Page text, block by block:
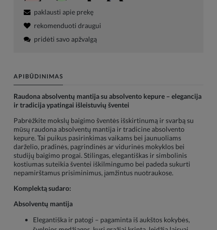
paklausti apie prekę
rekomenduoti draugui
pridėti savo apžvalgą
APIBŪDINIMAS
Raudona absolventų mantija su absolvento kepure – elegancija
ir tradicija ypatingai išleistuvių šventei
Pabrėžkite mokslų baigimo šventės išskirtinumą ir svarbą su
mūsų raudona absolventų mantija ir tradicine absolvento
kepure. Tai puikus pasirinkimas vaikams bei jaunuoliams
darželio, pradinės, pagrindinės ar vidurinės mokyklos bei
studijų baigimo progai. Stilingas, elegantiškas ir simbolinis
kostiumas suteikia šventei iškilmingumo bei padeda sukurti
nepamirštamus prisiminimus, įamžintus nuotraukose.
Komplektą sudaro:
Absolventų mantija
Elegantiška ir patogi – pagaminta iš aukštos kokybės,